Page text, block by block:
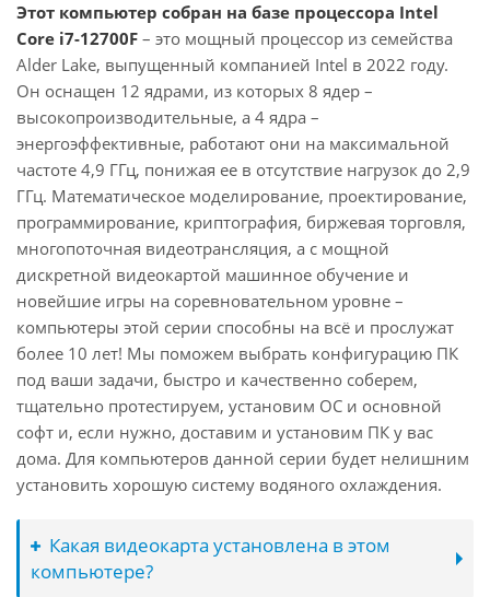
Этот компьютер собран на базе процессора Intel
Core i7-12700F – это мощный процессор из семейства
Alder Lake, выпущенный компанией Intel в 2022 году.
Он оснащен 12 ядрами, из которых 8 ядер –
высокопроизводительные, а 4 ядра –
энергоэффективные, работают они на максимальной
частоте 4,9 ГГц, понижая ее в отсутствие нагрузок до 2,9
ГГц. Математическое моделирование, проектирование,
программирование, криптография, биржевая торговля,
многопоточная видеотрансляция, а с мощной
дискретной видеокартой машинное обучение и
новейшие игры на соревновательном уровне –
компьютеры этой серии способны на всё и прослужат
более 10 лет! Мы поможем выбрать конфигурацию ПК
под ваши задачи, быстро и качественно соберем,
тщательно протестируем, установим ОС и основной
софт и, если нужно, доставим и установим ПК у вас
дома. Для компьютеров данной серии будет нелишним
установить хорошую систему водяного охлаждения.
Какая видеокарта установлена в этом
компьютере?